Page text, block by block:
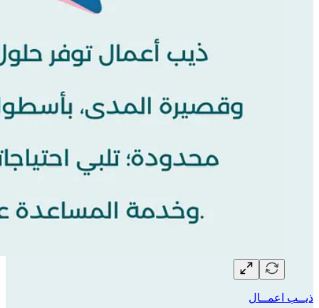
ذيــب اعمــال